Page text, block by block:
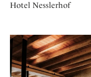
Hotel Nesslerhof